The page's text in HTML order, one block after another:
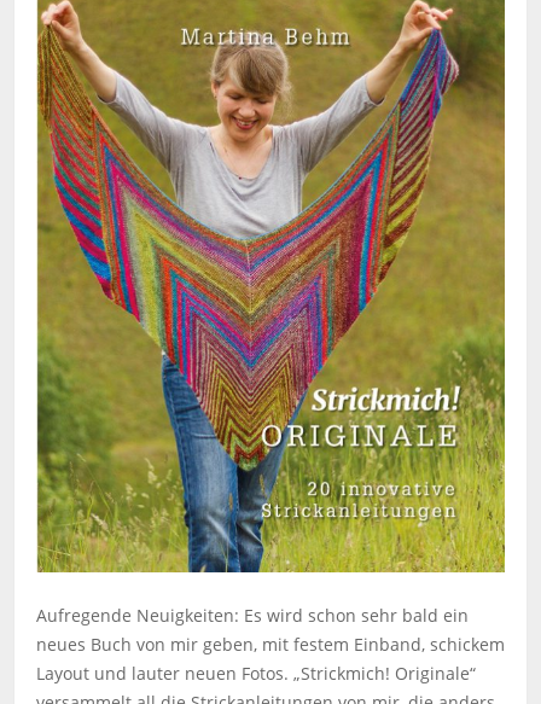
Aufregende Neuigkeiten: Es wird schon sehr bald ein
neues Buch von mir geben, mit festem Einband, schickem
Layout und lauter neuen Fotos. „Strickmich! Originale“